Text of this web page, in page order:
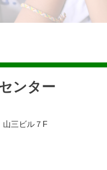
ンター
三ビル７F